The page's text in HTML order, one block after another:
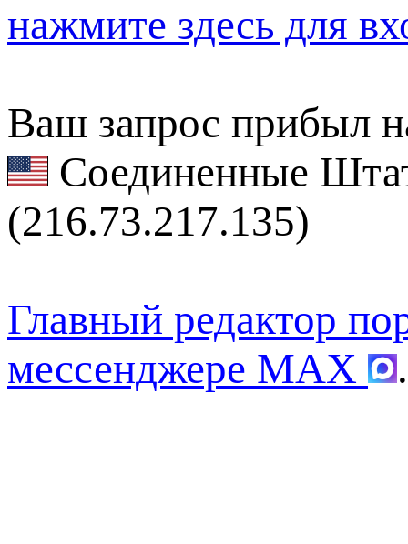
нажмите здесь для
Ваш запрос прибыл
Соединенные
(216.73.217.135)
Главный редактор
мессенджере MAX
.